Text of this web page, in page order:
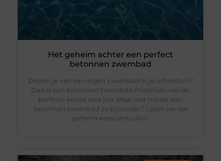
Het geheim achter een perfect
betonnen zwembad
Droom je van een eigen zwembad in je achtertuin?
Dan is een betonnen zwembad misschien wel de
perfecte keuze voor jou. Maar wat maakt een
betonnen zwembad zo bijzonder? Laten we dat
geheim eens onthullen.